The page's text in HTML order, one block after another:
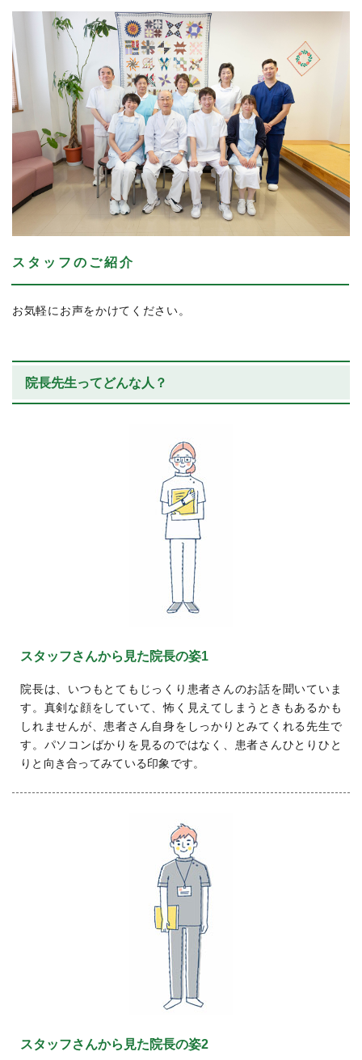
スタッフのご紹介
お気軽にお声をかけてください。
院長先生ってどんな人？
スタッフさんから見た院長の姿1
院長は、いつもとてもじっくり患者さんのお話を聞いていま
す。真剣な顔をしていて、怖く見えてしまうときもあるかも
しれませんが、患者さん自身をしっかりとみてくれる先生で
す。パソコンばかりを見るのではなく、患者さんひとりひと
りと向き合ってみている印象です。
スタッフさんから見た院長の姿2